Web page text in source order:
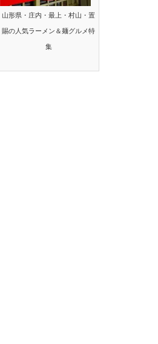
山形県・庄内・最上・村山・置
賜の人気ラーメン＆麺グルメ特
集